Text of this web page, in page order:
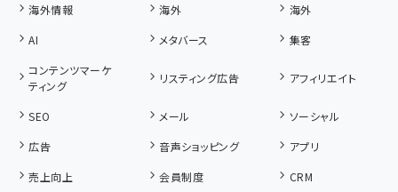
海外情報 海外
海外
AI
メタバース
集客
コンテンツマーケ
ティング
リスティング広告 アフィリエイト
SEO メール
ソーシャル
広告
音声ショッピング
アプリ
売上向上
会員制度 CRM